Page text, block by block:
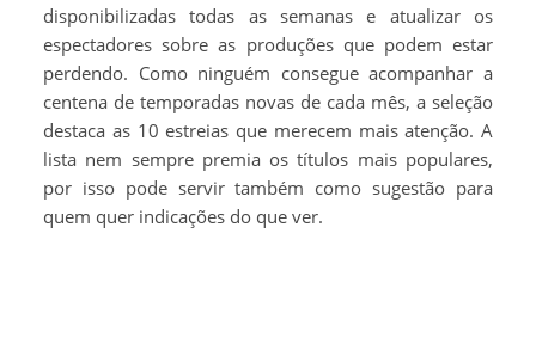
disponibilizadas todas as semanas e atualizar os
espectadores sobre as produções que podem estar
perdendo. Como ninguém consegue acompanhar a
centena de temporadas novas de cada mês, a seleção
destaca as 10 estreias que merecem mais atenção. A
lista nem sempre premia os títulos mais populares,
por isso pode servir também como sugestão para
quem quer indicações do que ver.